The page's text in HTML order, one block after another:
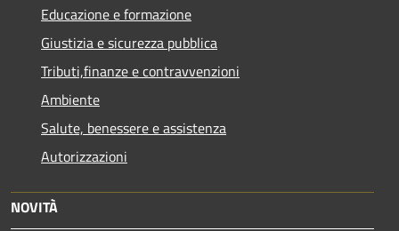
Educazione e formazione
Giustizia e sicurezza pubblica
Tributi,finanze e contravvenzioni
Ambiente
Salute, benessere e assistenza
Autorizzazioni
NOVITÀ